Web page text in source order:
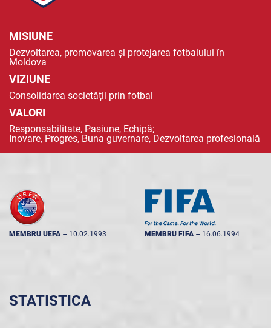
MISIUNE
Dezvoltarea, promovarea și protejarea fotbalului în
Moldova
VIZIUNE
Consolidarea societății prin fotbal
VALORI
Responsabilitate, Pasiune, Echipă;
Inovare, Progres, Buna guvernare, Dezvoltarea profesională
MEMBRU UEFA -- 10.02.1993 MEMBRU FIFA -- 16.06.1994
STATISTICA